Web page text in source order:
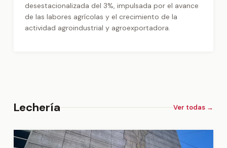
desestacionalizada del 3%, impulsada por el avance
de las labores agrícolas y el crecimiento de la
actividad agroindustrial y agroexportadora.
Lechería Ver todas →